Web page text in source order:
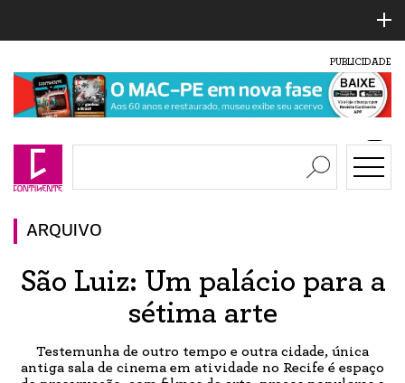
PUBLICIDADE
ARQUIVO
São Luiz: Um palácio para a
sétima arte
Testemunha de outro tempo e outra cidade, única
antiga sala de cinema em atividade no Recife é espaço